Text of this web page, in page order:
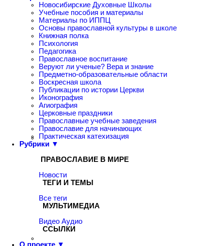
Новосибирские Духовные Школы
Учебные пособия и материалы
Материалы по ИППЦ
Основы православной культуры в школе
Книжная полка
Психология
Педагогика
Православное воспитание
Веруют ли ученые? Вера и знание
Предметно-образовательные области
Воскресная школа
Публикации по истории Церкви
Иконография
Агиография
Церковные праздники
Православные учебные заведения
Православие для начинающих
Практическая катехизация
Рубрики ▼
ПРАВОСЛАВИЕ В МИРЕ
Новости
ТЕГИ И ТЕМЫ
Все теги
МУЛЬТИМЕДИА
Видео Аудио
ССЫЛКИ